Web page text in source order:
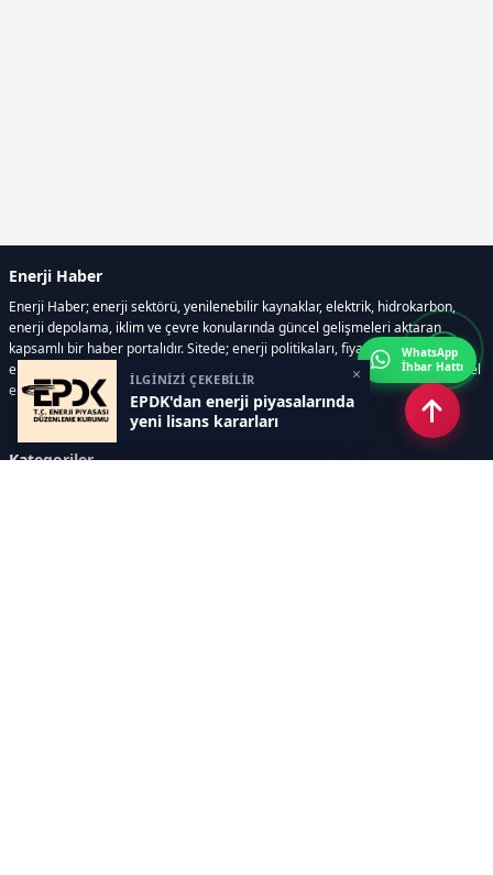
İLGİNİZİ ÇEKEBİLİR
EPDK'dan enerji piyasalarında
yeni lisans kararları
×
Enerji Haber
Enerji Haber; enerji sektörü, yenilenebilir kaynaklar, elektrik, hidrokarbon,
enerji depolama, iklim ve çevre konularında güncel gelişmeleri aktaran
kapsamlı bir haber portalıdır. Sitede; enerji politikaları, fiyat hareketleri,
elektrik kesintileri, yeni teknolojiler, nükleer enerji, elektrikli araçlar ve küresel
enerji krizleri gibi başlıklar öne çıkar.
Kategoriler
WhatsApp
İhbar Hattı